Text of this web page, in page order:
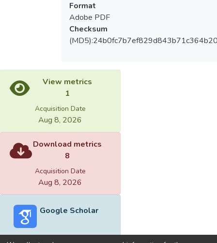
Format
Adobe PDF
Checksum
View metrics
1
Acquisition Date
Aug 8, 2026
Download metrics
8
Acquisition Date
Aug 8, 2026
Google Scholar